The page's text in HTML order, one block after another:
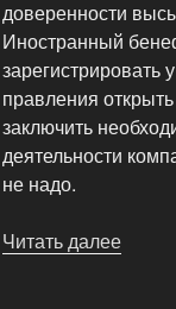
доверенности
Иностранный
зарегистрировать
правления
заключить
деятельности
не надо.
Читать далее